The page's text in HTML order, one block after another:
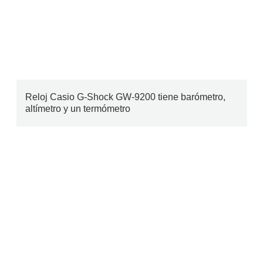
Reloj Casio G-Shock GW-9200 tiene barómetro,
altímetro y un termómetro